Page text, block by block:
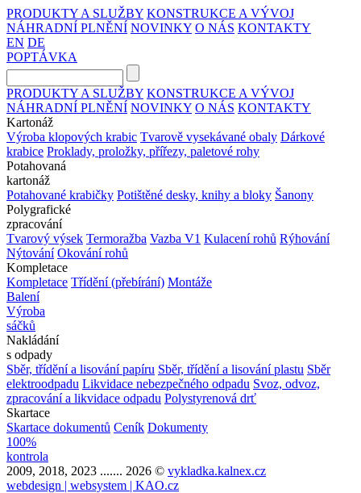
PRODUKTY A SLUŽBY KONSTRUKCE A VÝVOJ
NÁHRADNÍ PLNĚNÍ NOVINKY O NÁS KONTAKTY
EN DE
POPTÁVKA
PRODUKTY A SLUŽBY KONSTRUKCE A VÝVOJ
NÁHRADNÍ PLNĚNÍ NOVINKY O NÁS KONTAKTY
Kartonáž
Výroba klopových krabic Tvarově vysekávané obaly Dárkové
krabice Proklady, proložky, přířezy, paletové rohy
Potahovaná
kartonáž
Potahované krabičky Potištěné desky, knihy a bloky Šanony
Polygrafické
zpracování
Tvarový výsek Termoražba Vazba V1 Kulacení rohů Rýhování
Nýtování Okování rohů
Kompletace
Kompletace Třídění (přebírání) Montáže
Balení
Výroba
sáčků
Nakládání
s odpady
Sběr, třídění a lisování papíru Sběr, třídění a lisování plastu Sběr
elektroodpadu Likvidace nebezpečného odpadu Svoz, odvoz,
zpracování a likvidace odpadu Polystyrenová drť
Skartace
Skartace dokumentů Ceník Dokumenty
100%
kontrola
2009, 2018, 2023 ....... 2026 © vykladka.kalnex.cz
webdesign | websystem | KAO.cz